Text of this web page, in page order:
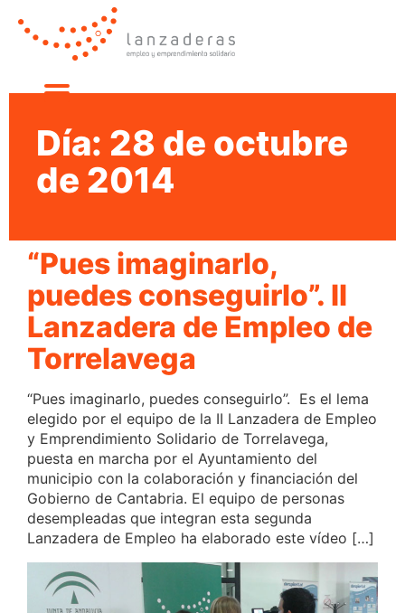
Día: 28 de octubre
de 2014
“Pues imaginarlo,
puedes conseguirlo”. II
Lanzadera de Empleo de
Torrelavega
“Pues imaginarlo, puedes conseguirlo”. Es el lema
elegido por el equipo de la II Lanzadera de Empleo
y Emprendimiento Solidario de Torrelavega,
puesta en marcha por el Ayuntamiento del
municipio con la colaboración y financiación del
Gobierno de Cantabria. El equipo de personas
desempleadas que integran esta segunda
Lanzadera de Empleo ha elaborado este vídeo […]